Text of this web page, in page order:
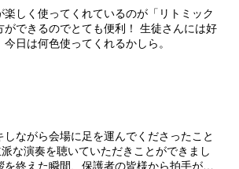
しく使ってくれているのが「リトミック
できるのでとても便利！ 生徒さんには好
日は何色使ってくれるかしら。
な演奏を聴いていただきことができまし